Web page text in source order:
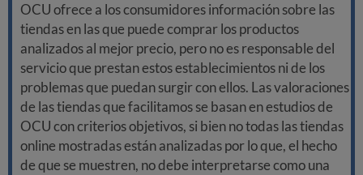
OCU ofrece a los consumidores información sobre las
tiendas en las que puede comprar los productos
analizados al mejor precio, pero no es responsable del
servicio que prestan estos establecimientos ni de los
problemas que puedan surgir con ellos. Las valoraciones
de las tiendas que facilitamos se basan en estudios de
OCU con criterios objetivos, si bien no todas las tiendas
online mostradas están analizadas por lo que, el hecho
de que se muestren, no debe interpretarse como una